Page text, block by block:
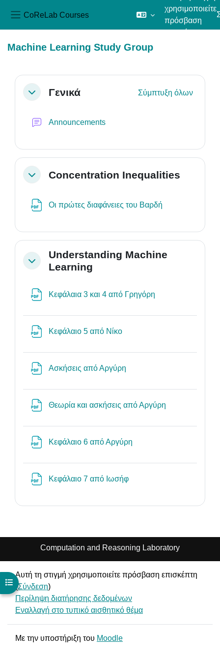
CoReLab Courses
χρησιμοποιείτε
πρόσβαση
επισκέπτη
Άνοιγμα ευρετηρίου μαθήματος
Machine Learning Study Group
Section outline
ΣύμπτυξηΓενικά Σύμπτυξη όλων
Announcements
ΣύμπτυξηConcentration Inequalities
Οι πρώτες διαφάνειες του Βαρδή
Σύμπτυξη
Understanding Machine
Learning
Κεφάλαια 3 και 4 από Γρηγόρη
Κεφάλαιο 5 από Νίκο
Ασκήσεις από Αργύρη
Θεωρία και ασκήσεις από Αργύρη
Κεφάλαιο 6 από Αργύρη
Κεφάλαιο 7 από Ιωσήφ
Computation and Reasoning Laboratory
Αυτή τη στιγμή χρησιμοποιείτε πρόσβαση επισκέπτη
(Σύνδεση)
Περίληψη διατήρησης δεδομένων
Εναλλαγή στο τυπικό αισθητικό θέμα
Με την υποστήριξη του Moodle